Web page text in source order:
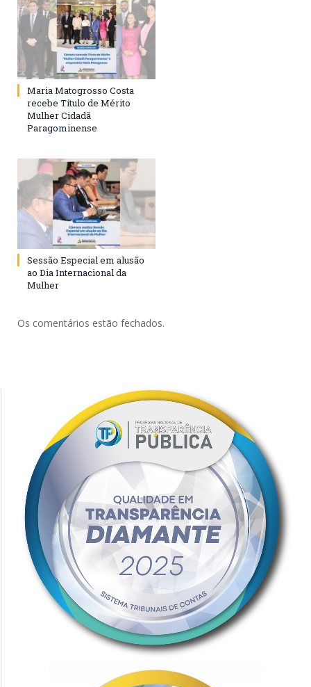
Maria Matogrosso Costa
recebe Título de Mérito
Mulher Cidadã
Paragominense
Sessão Especial em alusão
ao Dia Internacional da
Mulher
Os comentários estão fechados.